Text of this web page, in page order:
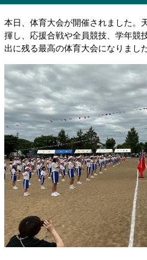
本日、体育大会が開催されました。
揮し、応援合戦や全員競技、学年競
出に残る最高の体育大会になりました